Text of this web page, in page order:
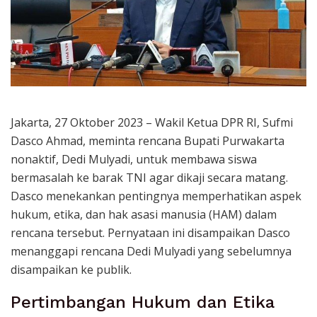
Jakarta, 27 Oktober 2023 – Wakil Ketua DPR RI, Sufmi
Dasco Ahmad, meminta rencana Bupati Purwakarta
nonaktif, Dedi Mulyadi, untuk membawa siswa
bermasalah ke barak TNI agar dikaji secara matang.
Dasco menekankan pentingnya memperhatikan aspek
hukum, etika, dan hak asasi manusia (HAM) dalam
rencana tersebut. Pernyataan ini disampaikan Dasco
menanggapi rencana Dedi Mulyadi yang sebelumnya
disampaikan ke publik.
Pertimbangan Hukum dan Etika